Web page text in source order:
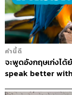
คำนี้ดี
จะพูดอังกฤษเก่งได้
speak better